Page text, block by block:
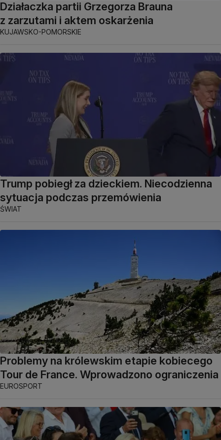
Działaczka partii Grzegorza Brauna
z zarzutami i aktem oskarżenia
KUJAWSKO-POMORSKIE
Trump pobiegł za dzieckiem. Niecodzienna
sytuacja podczas przemówienia
ŚWIAT
Problemy na królewskim etapie kobiecego
Tour de France. Wprowadzono ograniczenia
EUROSPORT